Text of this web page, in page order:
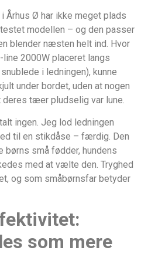
Århus Ø har ikke meget plads
modellen – og den passer
blender næsten helt ind. Hvor
2000W placeret langs
i ledningen), kunne
under bordet, uden at nogen
tæer pludselig var lune.
ingen. Jeg lod ledningen
til en stikdåse – færdig. Den
børns små fødder, hundens
med at vælte den. Tryghed
og som småbørnsfar betyder
som mere